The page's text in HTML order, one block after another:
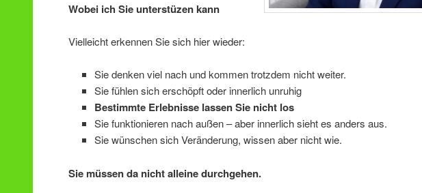
Wobei ich Sie unterstüzen kann
Vielleicht erkennen Sie sich hier wieder:
Sie denken viel nach und kommen trotzdem nicht weiter.
Sie fühlen sich erschöpft oder innerlich unruhig
Bestimmte Erlebnisse lassen Sie nicht los
Sie funktionieren nach außen – aber innerlich sieht es anders aus.
Sie wünschen sich Veränderung, wissen aber nicht wie.
Sie müssen da nicht alleine durchgehen.